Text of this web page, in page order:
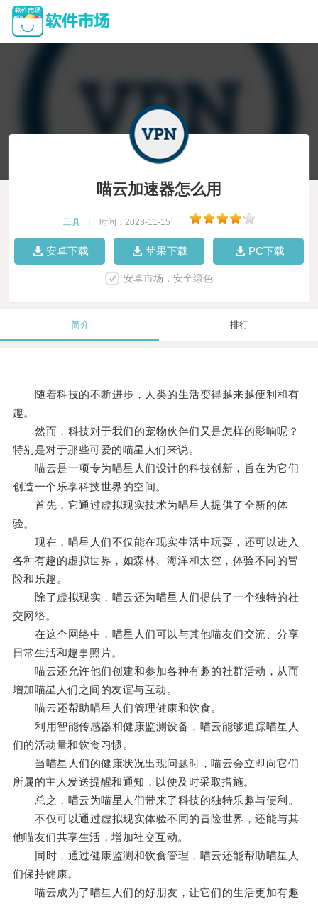
喵云加速器怎么用
工具 时间：2023-11-15
安卓下载 苹果下载 PC下载
安卓市场，安全绿色
简介 排行
随着科技的不断进步，人类的生活变得越来越便利和有
趣。
然而，科技对于我们的宠物伙伴们又是怎样的影响呢？
特别是对于那些可爱的喵星人们来说。
喵云是一项专为喵星人们设计的科技创新，旨在为它们
创造一个乐享科技世界的空间。
首先，它通过虚拟现实技术为喵星人提供了全新的体
验。
现在，喵星人们不仅能在现实生活中玩耍，还可以进入
各种有趣的虚拟世界，如森林、海洋和太空，体验不同的冒
险和乐趣。
除了虚拟现实，喵云还为喵星人们提供了一个独特的社
交网络。
在这个网络中，喵星人们可以与其他喵友们交流、分享
日常生活和趣事照片。
喵云还允许他们创建和参加各种有趣的社群活动，从而
增加喵星人们之间的友谊与互动。
喵云还帮助喵星人们管理健康和饮食。
利用智能传感器和健康监测设备，喵云能够追踪喵星人
们的活动量和饮食习惯。
当喵星人们的健康状况出现问题时，喵云会立即向它们
所属的主人发送提醒和通知，以便及时采取措施。
总之，喵云为喵星人们带来了科技的独特乐趣与便利。
不仅可以通过虚拟现实体验不同的冒险世界，还能与其
他喵友们共享生活，增加社交互动。
同时，通过健康监测和饮食管理，喵云还能帮助喵星人
们保持健康。
喵云成为了喵星人们的好朋友，让它们的生活更加有趣